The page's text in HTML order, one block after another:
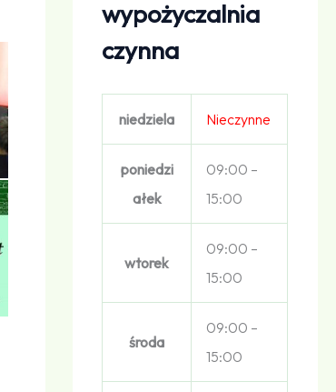
wypożyczalnia
czynna
niedziela Nieczynne
poniedzi
ałek
09:00 –
15:00
wtorek
09:00 –
15:00
środa
09:00 –
15:00